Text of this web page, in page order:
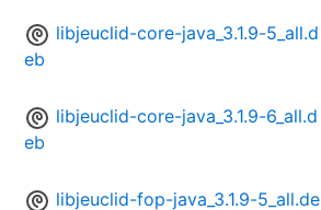
libjeuclid-core-java_3.1.9-5_all.d
eb
libjeuclid-core-java_3.1.9-6_all.d
eb
libjeuclid-fop-java_3.1.9-5_all.de